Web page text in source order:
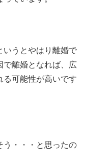
いうとやはり離婚で
で離婚となれば、広
る可能性が高いです
う・・・と思ったの